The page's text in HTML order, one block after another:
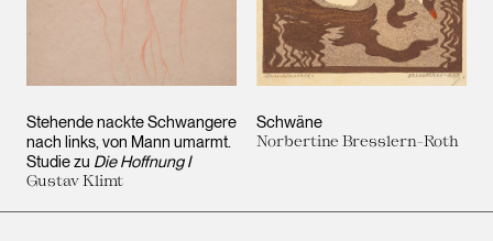
Stehende nackte Schwangere
nach links, von Mann umarmt.
Studie zu Die Hoffnung I
Gustav Klimt
Schwäne
Norbertine Bresslern-Roth